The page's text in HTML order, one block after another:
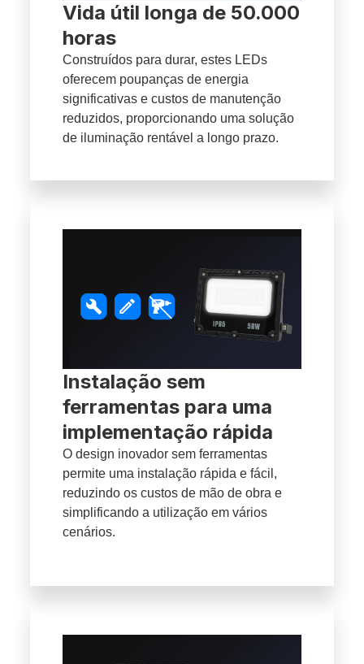
Vida útil longa de 50.000
horas
Construídos para durar, estes LEDs
oferecem poupanças de energia
significativas e custos de manutenção
reduzidos, proporcionando uma solução
de iluminação rentável a longo prazo.
Instalação sem
ferramentas para uma
implementação rápida
O design inovador sem ferramentas
permite uma instalação rápida e fácil,
reduzindo os custos de mão de obra e
simplificando a utilização em vários
cenários.